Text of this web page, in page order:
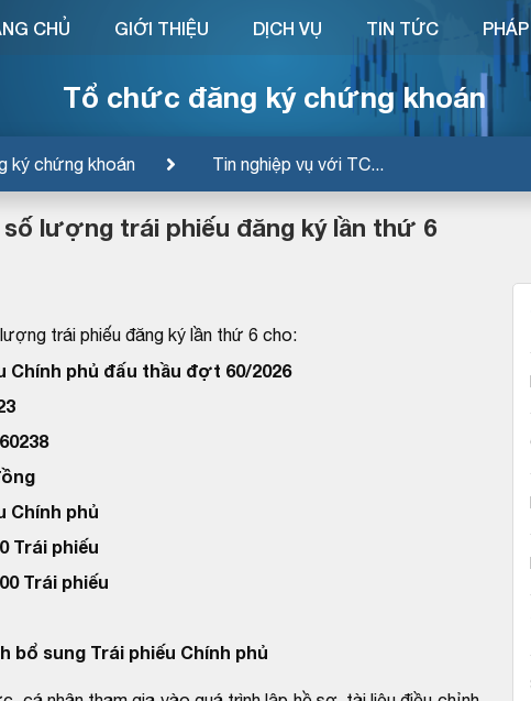
Tổ chức đăng ký chứng khoán
ký chứng khoán Tin nghiệp vụ với TC...
CHỦ GIỚI THIỆU DỊCH VỤ TIN TỨC
lượng trái phiếu đăng ký lần thứ 6
trái phiếu đăng ký lần thứ 6 cho:
Chính phủ đấu thầu đợt 60/2026
Chính phủ
Trái phiếu
Trái phiếu
bổ sung Trái phiếu Chính phủ